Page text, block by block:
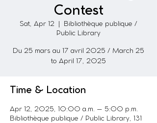
Contest
Sat, Apr 12
Bibliothèque publique /
Public Library
Du 25 mars au 17 avril 2025 / March 25
to April 17, 2025
Time & Location
Apr 12, 2025, 10:00 a.m. – 5:00 p.m.
Bibliothèque publique / Public Library, 131